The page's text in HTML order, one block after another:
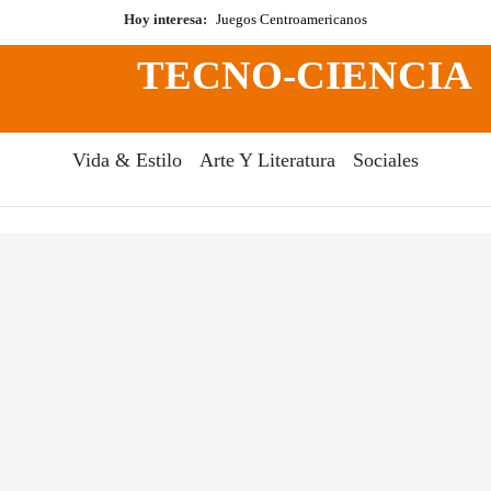
Hoy interesa: Juegos Centroamericanos
TECNO-CIENCIA
Vida & Estilo Arte Y Literatura Sociales